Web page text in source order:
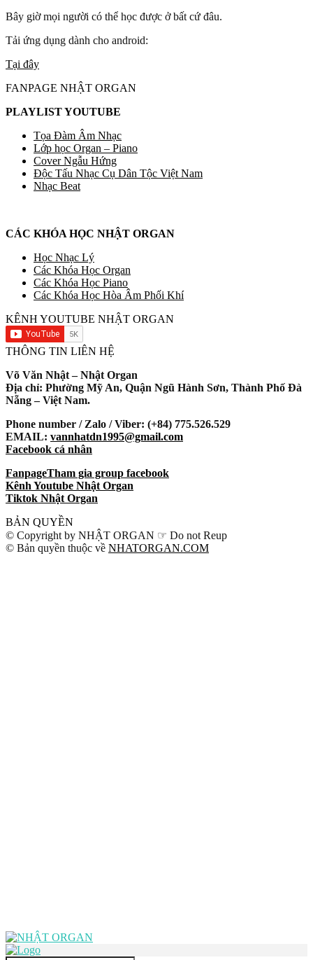
Bây giờ mọi người có thể học được ở bất cứ đâu.
Tải ứng dụng dành cho android:
Tại đây
FANPAGE NHẬT ORGAN
PLAYLIST YOUTUBE
Tọa Đàm Âm Nhạc
Lớp học Organ – Piano
Cover Ngẫu Hứng
Độc Tấu Nhạc Cụ Dân Tộc Việt Nam
Nhạc Beat
CÁC KHÓA HỌC NHẬT ORGAN
Học Nhạc Lý
Các Khóa Học Organ
Các Khóa Học Piano
Các Khóa Học Hòa Âm Phối Khí
KÊNH YOUTUBE NHẬT ORGAN
THÔNG TIN LIÊN HỆ
Võ Văn Nhật – Nhật Organ
Địa chỉ: Phường Mỹ An, Quận Ngũ Hành Sơn, Thành Phố Đà
Nẵng – Việt Nam.
Phone number / Zalo / Viber: (+84) 775.526.529
EMAIL: vannhatdn1995@gmail.com
Facebook cá nhân
FanpageTham gia group facebook
Kênh Youtube Nhật Organ
Tiktok Nhật Organ
BẢN QUYỀN
© Copyright by NHẬT ORGAN ☞ Do not Reup
© Bản quyền thuộc về NHATORGAN.COM